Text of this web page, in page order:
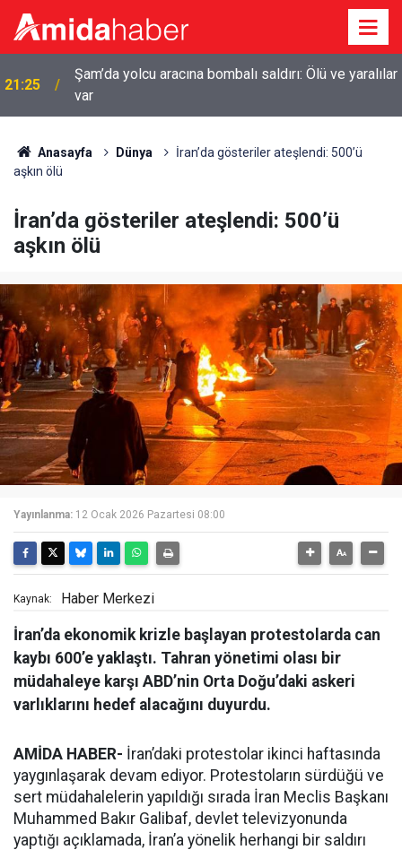
21:25
Şam’da yolcu aracına bombalı saldırı: Ölü ve yaralılar
var
Anasayfa Dünya
İran’da gösteriler ateşlendi: 500’ü
aşkın ölü
İran’da gösteriler ateşlendi: 500’ü
aşkın ölü
Yayınlanma: 12 Ocak 2026 Pazartesi 08:00
Kaynak: Haber Merkezi
İran’da ekonomik krizle başlayan protestolarda can
kaybı 600’e yaklaştı. Tahran yönetimi olası bir
müdahaleye karşı ABD’nin Orta Doğu’daki askeri
varlıklarını hedef alacağını duyurdu.
AMİDA HABER- İran’daki protestolar ikinci haftasında
yaygınlaşarak devam ediyor. Protestoların sürdüğü ve
sert müdahalelerin yapıldığı sırada İran Meclis Başkanı
Muhammed Bakır Galibaf, devlet televizyonunda
yaptığı açıklamada, İran’a yönelik herhangi bir saldırı